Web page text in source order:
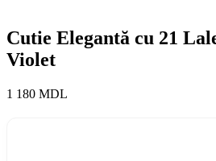
Cutie Elegantă cu 21
Violet
1 180 MDL